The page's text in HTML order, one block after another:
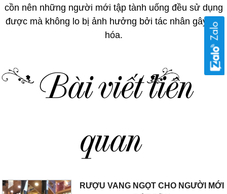
cồn nên những người mới tập tành uống đều sử dụng
được mà không lo bị ảnh hưởng bởi tác nhân gây lão
hóa.
Bài viết liên
quan
RƯỢU VANG NGỌT CHO NGƯỜI MỚI